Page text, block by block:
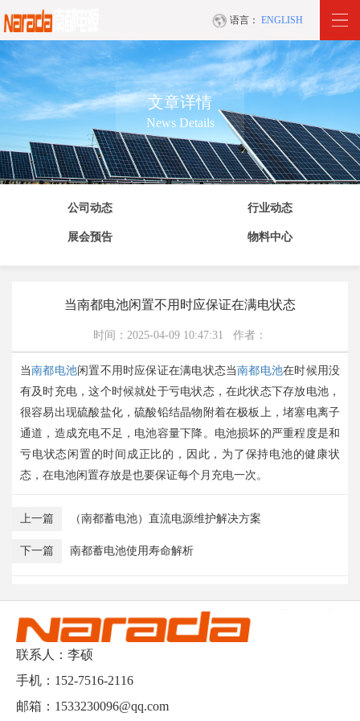
语言： ENGLISH
文章详情
News Details
公司动态 行业动态
展会预告 物料中心
当南都电池闲置不用时应保证在满电状态
时间：2025-04-09 10:47:31 作者：
当南都电池闲置不用时应保证在满电状态当南都电池在时候用没
有及时充电，这个时候就处于亏电状态，在此状态下存放电池，
很容易出现硫酸盐化，硫酸铅结晶物附着在极板上，堵塞电离子
通道，造成充电不足，电池容量下降。电池损坏的严重程度是和
亏电状态闲置的时间成正比的，因此，为了保持电池的健康状
态，在电池闲置存放是也要保证每个月充电一次。
上一篇 （南都蓄电池）直流电源维护解决方案
下一篇 南都蓄电池使用寿命解析
联系人：李硕
手机：152-7516-2116
邮箱：1533230096@qq.com